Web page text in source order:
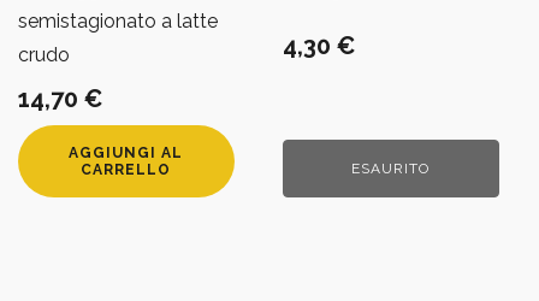
semistagionato a latte
crudo
14,70 €
AGGIUNGI AL
CARRELLO
4,30 €
ESAURITO